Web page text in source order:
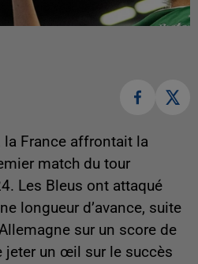
la France affrontait la
match du tour
Les Bleus ont attaqué
longueur d’avance, suite
sur un score de
jeter un œil sur le succès